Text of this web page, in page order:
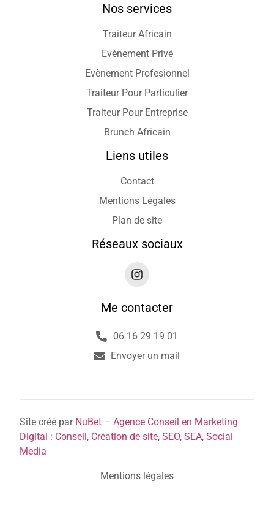
Nos services
Traiteur Africain
Evènement Privé
Evènement Profesionnel
Traiteur Pour Particulier
Traiteur Pour Entreprise
Brunch Africain
Liens utiles
Contact
Mentions Légales
Plan de site
Réseaux sociaux
Me contacter
06 16 29 19 01
Envoyer un mail
Site créé par NuBet – Agence Conseil en Marketing
Digital : Conseil, Création de site, SEO, SEA, Social
Media
Mentions légales